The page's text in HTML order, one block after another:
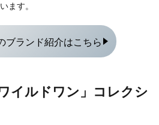
ます。
ブランド紹介はこちら
イルドワン」コレクシ